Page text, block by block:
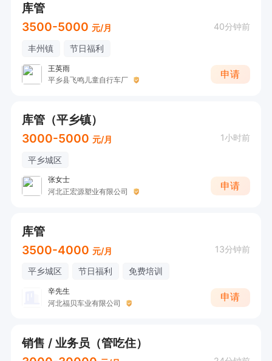
库管
3500-5000 元/月 40分钟前
丰州镇 节日福利
王英雨
平乡县飞鸣儿童自行车厂
申请
库管（平乡镇）
3000-5000 元/月 1小时前
平乡城区
张女士
河北正宏源塑业有限公司
申请
库管
3500-4000 元/月 13分钟前
平乡城区 节日福利 免费培训
辛先生
河北福贝车业有限公司
申请
销售 / 业务员（管吃住）